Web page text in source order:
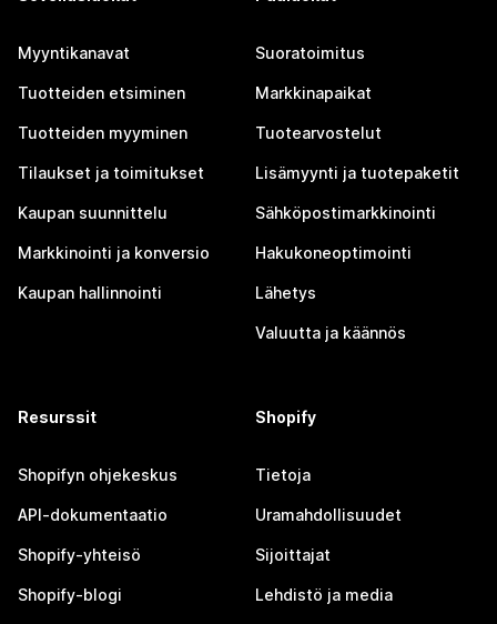
Myyntikanavat
Tuotteiden etsiminen
Tuotteiden myyminen
Tilaukset ja toimitukset
Kaupan suunnittelu
Markkinointi ja konversio
Kaupan hallinnointi
Suoratoimitus
Markkinapaikat
Tuotearvostelut
Lisämyynti ja tuotepaketit
Sähköpostimarkkinointi
Hakukoneoptimointi
Lähetys
Valuutta ja käännös
Resurssit
Shopifyn ohjekeskus
API-dokumentaatio
Shopify-yhteisö
Shopify-blogi
Shopify
Tietoja
Uramahdollisuudet
Sijoittajat
Lehdistö ja media